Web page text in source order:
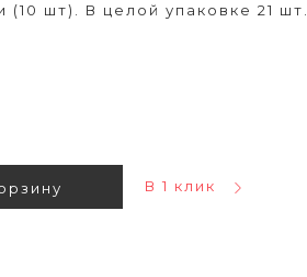
шт). В целой упаковке 21 шт.
В 1 клик